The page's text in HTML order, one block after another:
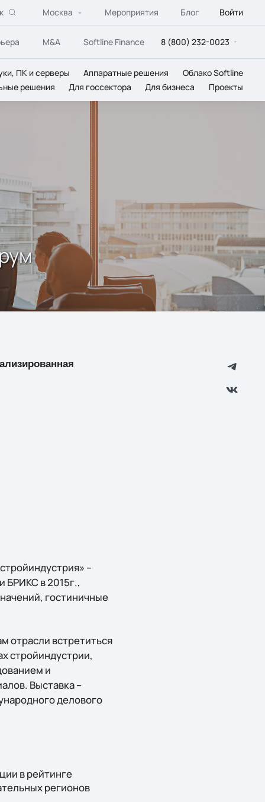
Москва Мероприятия Блог Войти
M&A Softline Finance 8 (800) 232-0023
ПК и серверы Аппаратные решения
Облако Softline
решения Для госсектора Для бизнеса Проекты
–
БРИКС в 2015г.,
гостиничные
отрасли встретиться
стройиндустрии,
и
Выставка –
делового
в рейтинге
регионов